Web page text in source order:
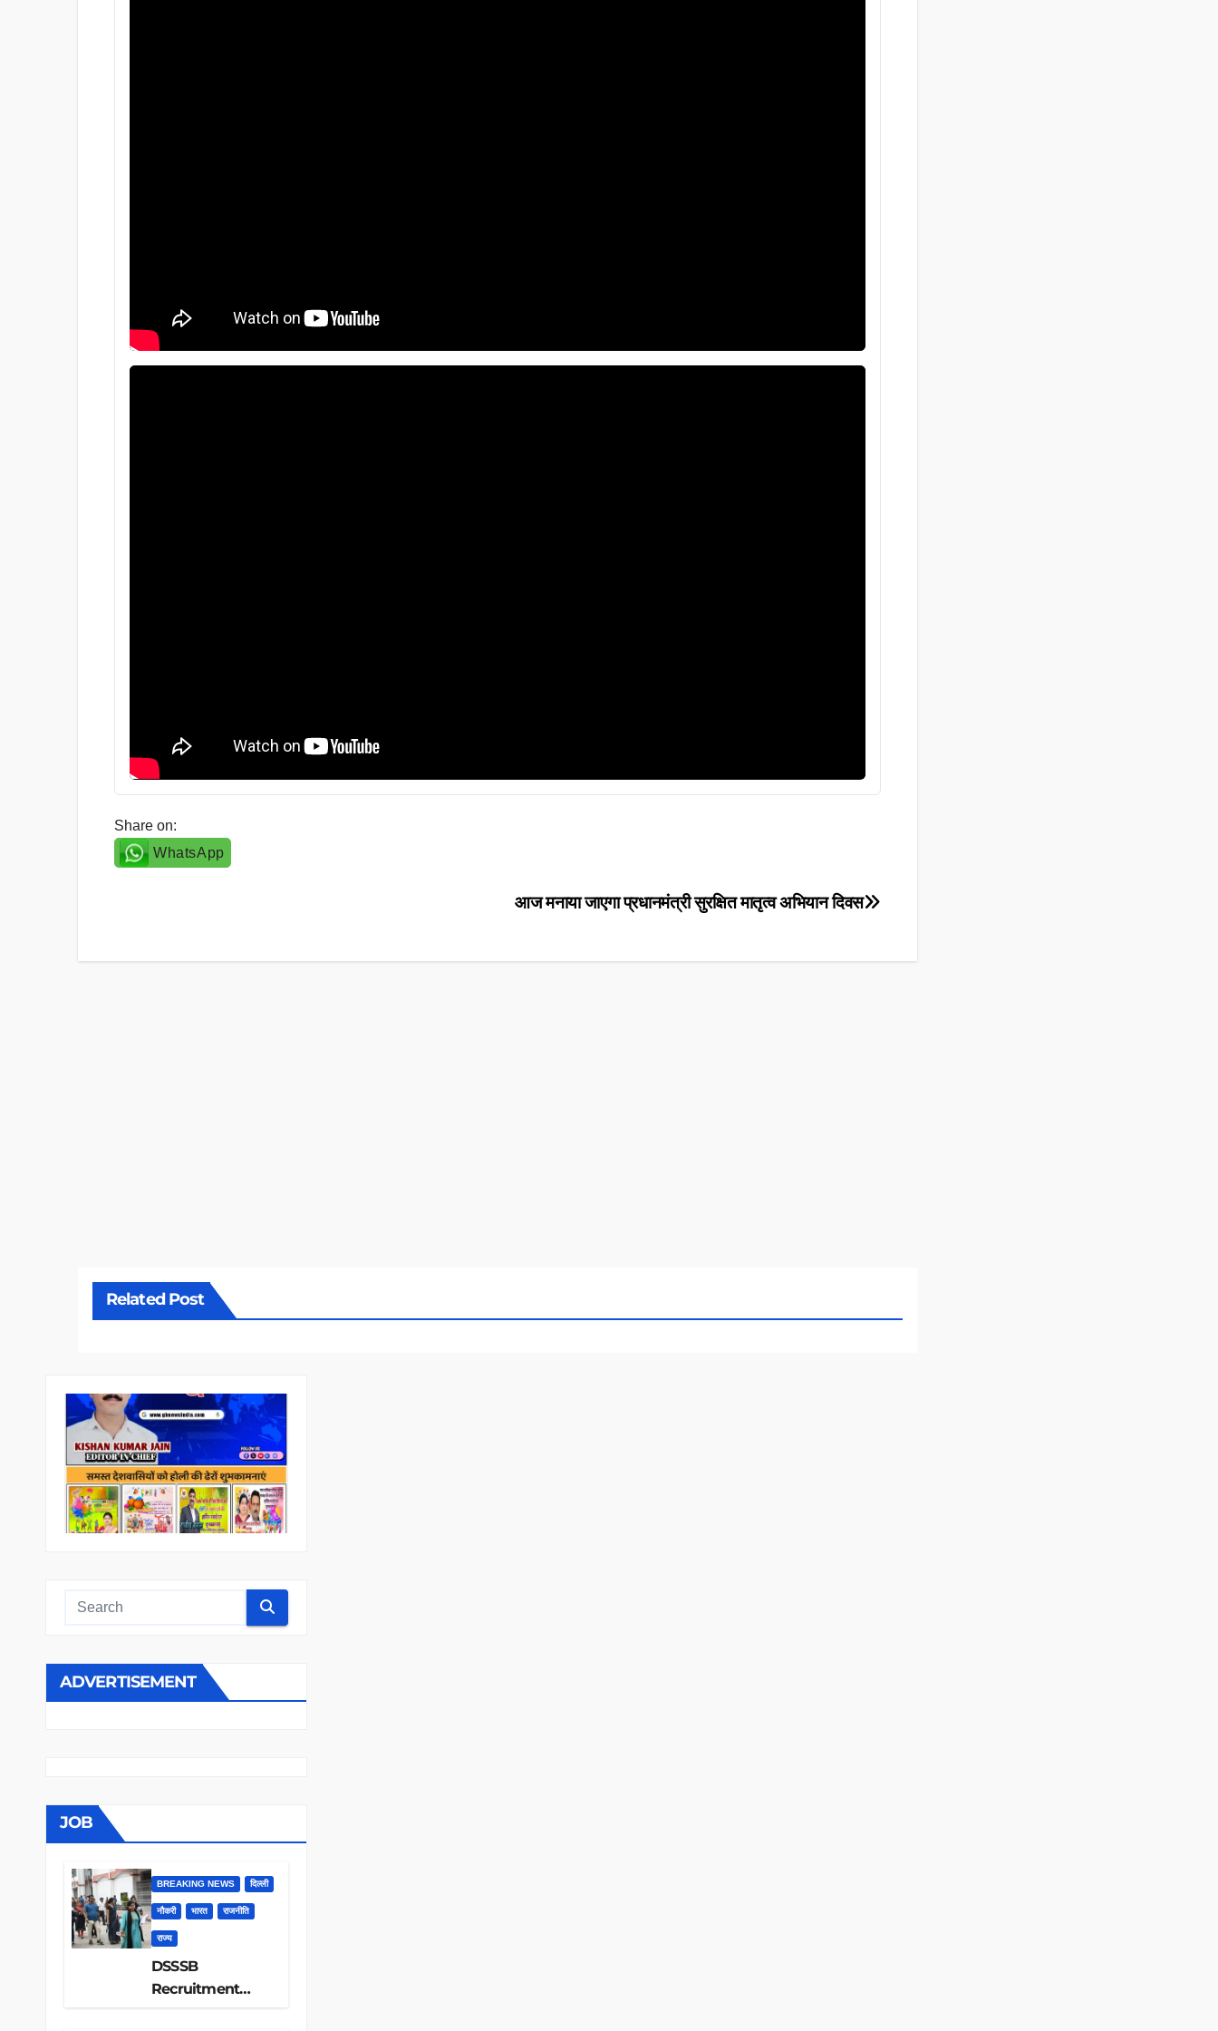
Share on:
WhatsApp
आज मनाया जाएगा प्रधानमंत्री सुरक्षित मातृत्व अभियान दिवस
Related Post
ADVERTISEMENT
JOB
BREAKING NEWS दिल्ली
नौकरी भारत राजनीति
राज्य
DSSSB
Recruitment